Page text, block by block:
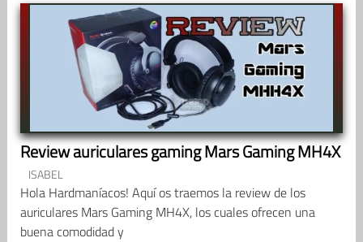
Review auriculares gaming Mars Gaming MH4X
ISABEL
Hola Hardmaníacos! Aquí os traemos la review de los
auriculares Mars Gaming MH4X, los cuales ofrecen una
buena comodidad y